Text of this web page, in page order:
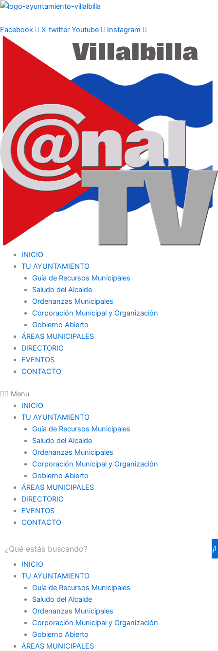
Ir
contenido
Facebook X-twitter Youtube Instagram
INICIO
TU AYUNTAMIENTO
Guía de Recursos Municipales
Saludo del Alcalde
Ordenanzas Municipales
Corporación Municipal y Organización
Gobierno Abierto
ÁREAS MUNICIPALES
DIRECTORIO
EVENTOS
CONTACTO
Menu
INICIO
TU AYUNTAMIENTO
Guía de Recursos Municipales
Saludo del Alcalde
Ordenanzas Municipales
Corporación Municipal y Organización
Gobierno Abierto
ÁREAS MUNICIPALES
DIRECTORIO
EVENTOS
CONTACTO
INICIO
TU AYUNTAMIENTO
Guía de Recursos Municipales
Saludo del Alcalde
Ordenanzas Municipales
Corporación Municipal y Organización
Gobierno Abierto
ÁREAS MUNICIPALES